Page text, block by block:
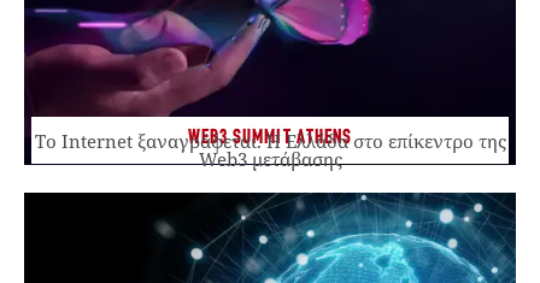
WEB3 SUMMIT ATHENS
Το Internet ξαναγράφεται. Η Ελλάδα στο επίκεντρο της
Web3 μετάβασης